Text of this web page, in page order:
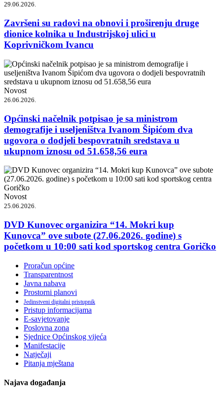
29.06.2026.
Završeni su radovi na obnovi i proširenju druge
dionice kolnika u Industrijskoj ulici u
Koprivničkom Ivancu
Novost
26.06.2026.
Općinski načelnik potpisao je sa ministrom
demografije i useljeništva Ivanom Šipićom dva
ugovora o dodjeli bespovratnih sredstava u
ukupnom iznosu od 51.658,56 eura
Novost
25.06.2026.
DVD Kunovec organizira “14. Mokri kup
Kunovca” ove subote (27.06.2026. godine) s
početkom u 10:00 sati kod sportskog centra Goričko
Proračun općine
Transparentnost
Javna nabava
Prostorni planovi
Jedinstveni digitalni pristupnik
Pristup informacijama
E-savjetovanje
Poslovna zona
Sjednice Općinskog vijeća
Manifestacije
Natječaji
Pitanja mještana
Najava događanja